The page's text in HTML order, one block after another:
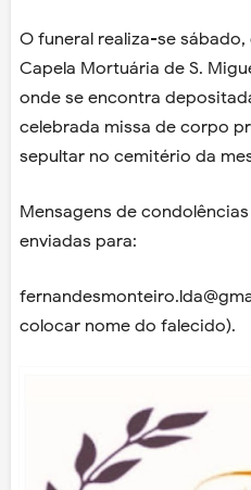
O funeral realiza-se sábado,
Capela Mortuária de S.
onde se encontra
celebrada missa de corpo
sepultar no cemitério da
Mensagens de
enviadas para:
colocar nome do falecido).